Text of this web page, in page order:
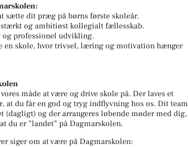
sætte dit præg på børns første skoleår.
og ambitiøst kollegialt fællesskab.
professionel udvikling.
en skole, hvor trivsel, læring og motivation hænger
måde at være og drive skole på. Der laves et
at du får en god og tryg indflyvning hos os. Dit team
og der arrangeres løbende møder med dig,
du er ”landet” på Dagmarskolen.
siger om at være på Dagmarskolen: